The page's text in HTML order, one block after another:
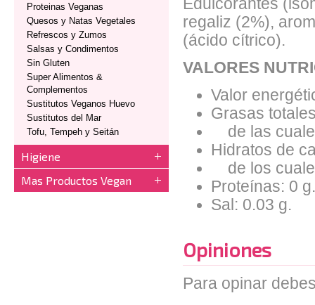
Proteinas Veganas
Quesos y Natas Vegetales
Refrescos y Zumos
Salsas y Condimentos
Sin Gluten
Super Alimentos &
Complementos
Sustitutos Veganos Huevo
Sustitutos del Mar
Tofu, Tempeh y Seitán
Higiene
Mas Productos Vegan
Edulcorantes
regaliz (2%),
(ácido cítrico).
VALORES
Valor
Grasas
de las
Hidratos de
de los
Proteínas: 0 g.
Sal: 0.03 g.
Opiniones
Para opinar